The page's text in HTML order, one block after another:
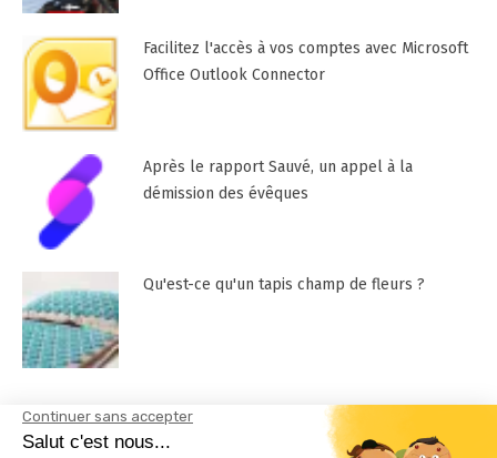
Facilitez l'accès à vos comptes avec Microsoft
Office Outlook Connector
Après le rapport Sauvé, un appel à la
démission des évêques
Qu'est-ce qu'un tapis champ de fleurs ?